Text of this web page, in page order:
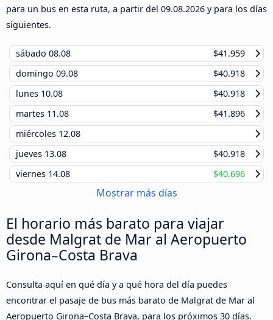
para un bus en esta ruta, a partir del 09.08.2026 y para los días
siguientes.
sábado 08.08
$41.959
domingo 09.08
$40.918
lunes 10.08
$40.918
martes 11.08
$41.896
miércoles 12.08
jueves 13.08
$40.918
viernes 14.08 $40.696
Mostrar más días
El horario más barato para viajar
desde Malgrat de Mar al Aeropuerto
Girona–Costa Brava
Consulta aquí en qué día y a qué hora del día puedes
encontrar el pasaje de bus más barato de Malgrat de Mar al
Aeropuerto Girona–Costa Brava, para los próximos 30 días.